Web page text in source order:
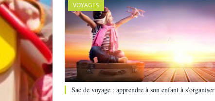
VOYAGES
Sac de voyage : apprendre à son enfant à s’organiser